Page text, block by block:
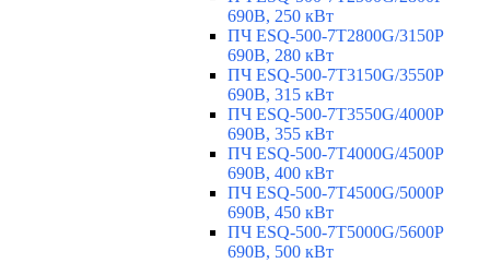
690В, 250 кВт
ПЧ ESQ-500-7T2800G/3150P
690В, 280 кВт
ПЧ ESQ-500-7T3150G/3550P
690В, 315 кВт
ПЧ ESQ-500-7T3550G/4000P
690В, 355 кВт
ПЧ ESQ-500-7T4000G/4500P
690В, 400 кВт
ПЧ ESQ-500-7T4500G/5000P
690В, 450 кВт
ПЧ ESQ-500-7T5000G/5600P
690В, 500 кВт